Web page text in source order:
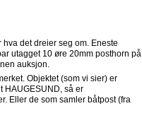
det dreier seg om. Eneste
utagget 10 øre 20mm posthorn på
auksjon.
Objektet (som vi sier) er
HAUGESUND, så er
Eller de som samler båtpost (fra